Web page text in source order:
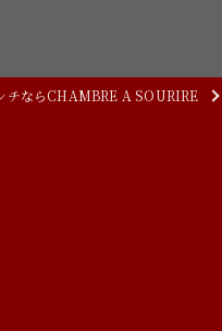
チならCHAMBRE A SOURIRE